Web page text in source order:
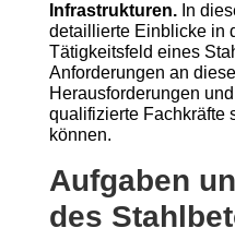
Infrastrukturen.In
detaillierte Einblicke in
Tätigkeitsfeld eines
Anforderungen an
Herausforderungen
qualifizierte Fachkräfte
können.
Aufgaben
des